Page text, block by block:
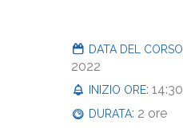
DATA DEL CORSO
2022
INIZIO ORE: 14:30
DURATA: 2 ore